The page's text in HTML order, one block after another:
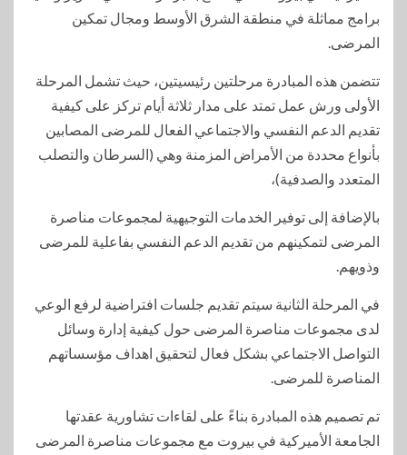
برامج مماثلة في منطقة الشرق الأوسط ومجال تمكين
المرضى.
تتضمن هذه المبادرة مرحلتين رئيسيتين، حيث تشمل المرحلة
الأولى ورش عمل تمتد على مدار ثلاثة أيام تركز على كيفية
تقديم الدعم النفسي والاجتماعي الفعال للمرضى المصابين
بأنواع محددة من الأمراض المزمنة وهي (السرطان والتصلب
المتعدد والصدفية)،
بالإضافة إلى توفير الخدمات التوجيهية لمجموعات مناصرة
المرضى لتمكينهم من تقديم الدعم النفسي بفاعلية للمرضى
وذويهم.
في المرحلة الثانية سيتم تقديم جلسات افتراضية لرفع الوعي
لدى مجموعات مناصرة المرضى حول كيفية إدارة وسائل
التواصل الاجتماعي بشكل فعال لتحقيق اهداف مؤسساتهم
المناصرة للمرضى.
تم تصميم هذه المبادرة بناءً على لقاءات تشاورية عقدتها
الجامعة الأميركية في بيروت مع مجموعات مناصرة المرضى